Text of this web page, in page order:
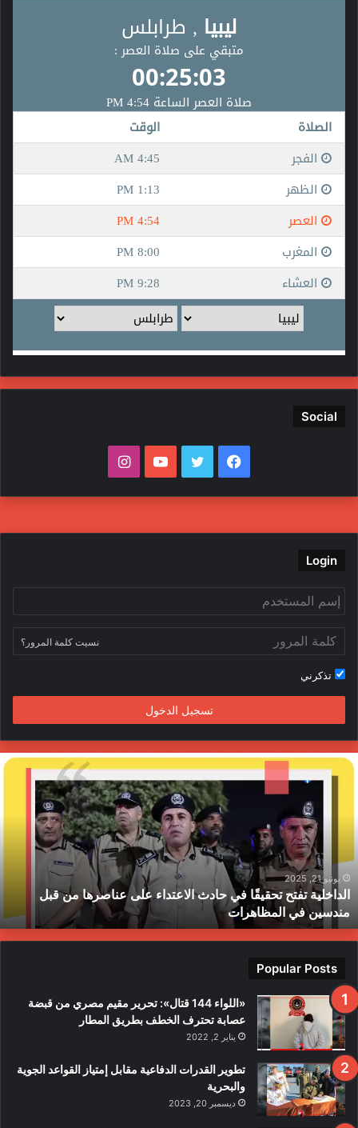
Social
فيسبوك تويتر يوتيوبانستقرام
Login
نسيت كلمة المرور؟
تذكرني
تسجيل الدخول
الداخلية
على
عناصرها
قبل
مندسين
في
المظاهرات
يونيو 21, 2025
الداخلية تفتح تحقيقًا في حادث الاعتداء على عناصرها من قبل
مندسين في المظاهرات
Popular Posts
«اللواء 144 قتال»: تحرير مقيم مصري من قبضة
عصابة تحترف الخطف بطريق المطار
يناير 2, 2022
تطوير القدرات الدفاعية مقابل إمتياز القواعد الجوية
والبحرية
ديسمبر 20, 2023